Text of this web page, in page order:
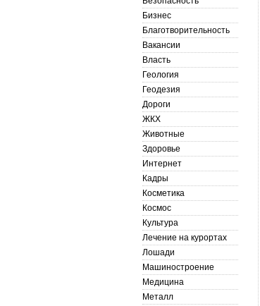
Бизнес
Благотворительность
Вакансии
Власть
Геология
Геодезия
Дороги
ЖКХ
Животные
Здоровье
Интернет
Кадры
Косметика
Космос
Культура
Лечение на курортах
Лошади
Машиностроение
Медицина
Металл